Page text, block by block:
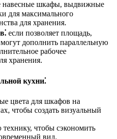
навесные шкафы, выдвижные
для максимального
для хранения.
если позволяет площадь,
дополнить параллельную
рабочее
хранения.
кухни⁚
цвета для шкафов на
чтобы создать визуальный
чтобы сэкономить
вид.